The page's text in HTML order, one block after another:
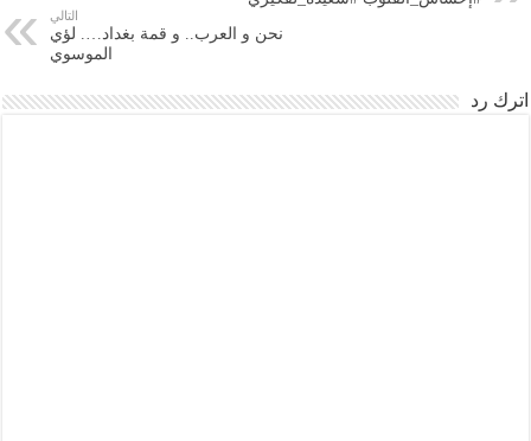
التالي
نحن و العرب.. و قمة بغداد…. لؤي
الموسوي
اترك رد